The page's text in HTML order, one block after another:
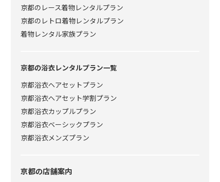
京都のレース着物レンタルプラン
京都のレトロ着物レンタルプラン
着物レンタル家族プラン
京都の浴衣レンタルプラン一覧
京都浴衣ヘアセットプラン
京都浴衣ヘアセット学割プラン
京都浴衣カップルプラン
京都浴衣ベーシックプラン
京都浴衣メンズプラン
京都の店舗案内